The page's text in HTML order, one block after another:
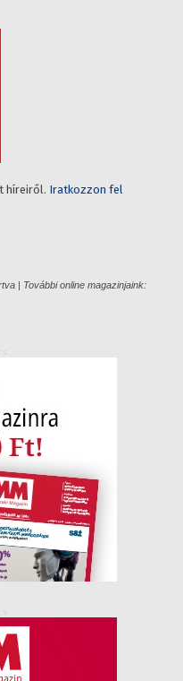
híreiről. Iratkozzon fel
| További online magazinjaink: